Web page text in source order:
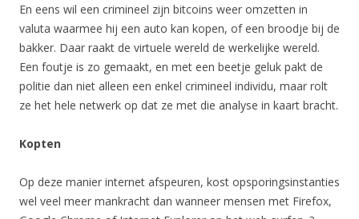
En eens wil een crimineel zijn bitcoins weer omzetten in
valuta waarmee hij een auto kan kopen, of een broodje bij de
bakker. Daar raakt de virtuele wereld de werkelijke wereld.
Een foutje is zo gemaakt, en met een beetje geluk pakt de
politie dan niet alleen een enkel crimineel individu, maar rolt
ze het hele netwerk op dat ze met die analyse in kaart bracht.
Kopten
Op deze manier internet afspeuren, kost opsporingsinstanties
wel veel meer mankracht dan wanneer mensen met Firefox,